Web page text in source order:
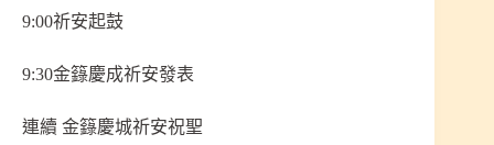
9:00祈安起鼓
9:30金籙慶成祈安發表
連續 金籙慶城祈安祝聖